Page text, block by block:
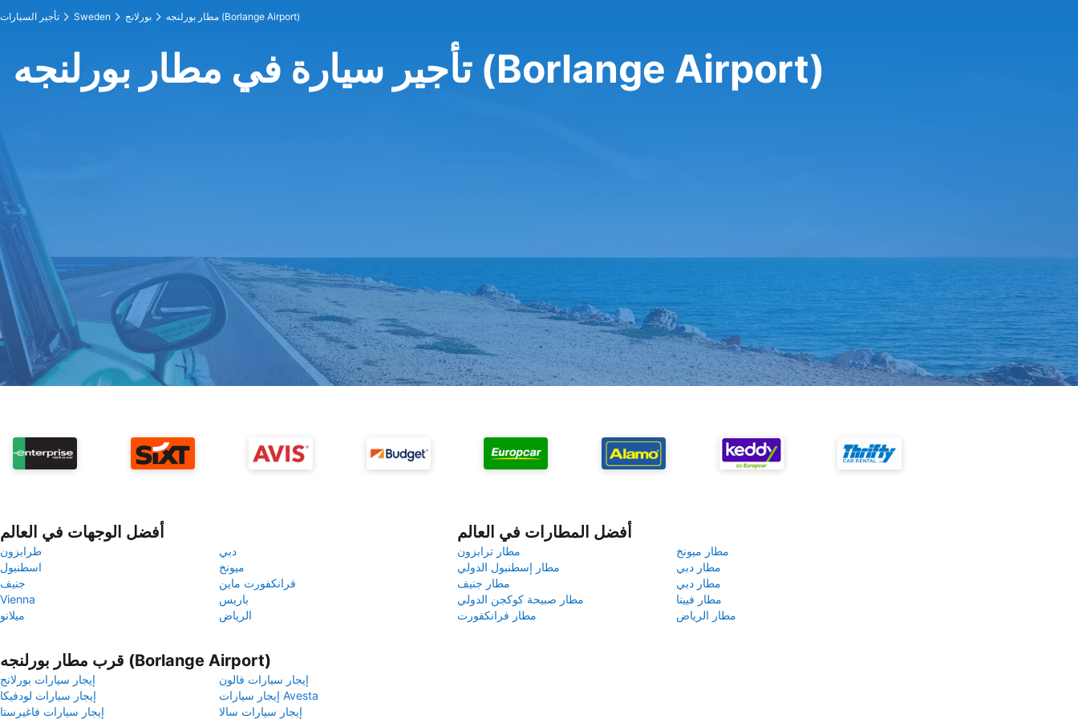
تأجير السيارات Sweden بورلانج مطار بورلنجه (Borlange Airport)
تأجير سيارة في مطار بورلنجه (Borlange Airport)
أفضل الوجهات في العالم
طرابزون
دبي
اسطنبول
ميونخ
جنيف
فرانكفورت ماين
Vienna
باريس
ميلانو
الرياض
أفضل المطارات في العالم
مطار ترابزون
مطار ميونخ
مطار إسطنبول الدولي
مطار دبي
مطار جنيف
مطار دبي
مطار صبيحة كوكجن الدولي
مطار فيينا
مطار فرانكفورت
مطار الرياض
قرب مطار بورلنجه (Borlange Airport)
إيجار سيارات بورلانج
إيجار سيارات فالون
إيجار سيارات لودفيكا
إيجار سيارات Avesta
إيجار سيارات فاغيرستا
إيجار سيارات سالا